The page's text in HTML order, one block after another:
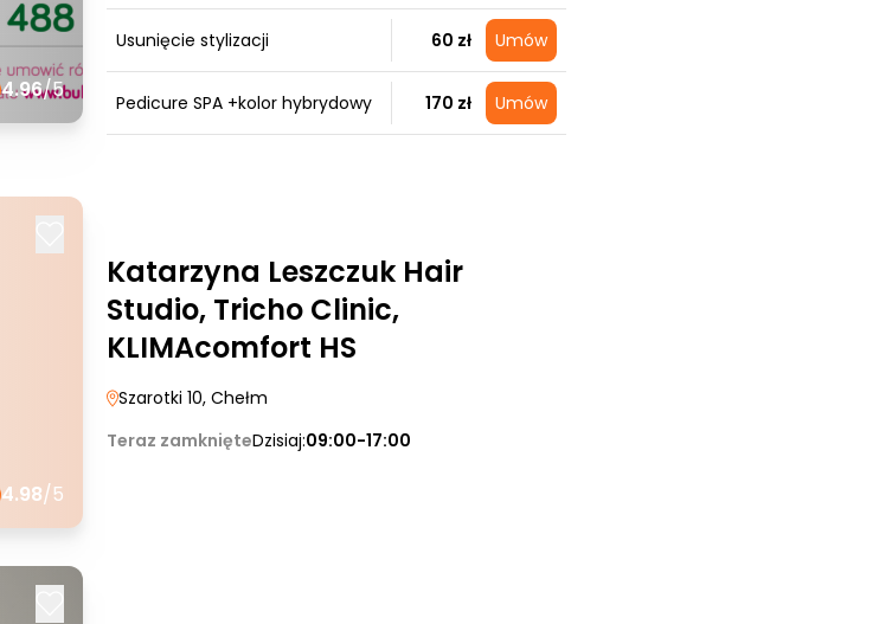
4.96/5
Usunięcie stylizacji 60 zł Umów
Pedicure SPA +kolor hybrydowy 170 zł Umów
4.98/5
Katarzyna Leszczuk Hair
Studio, Tricho Clinic,
KLIMAcomfort HS
Szarotki 10, Chełm
Teraz zamknięteDzisiaj:09:00-17:00